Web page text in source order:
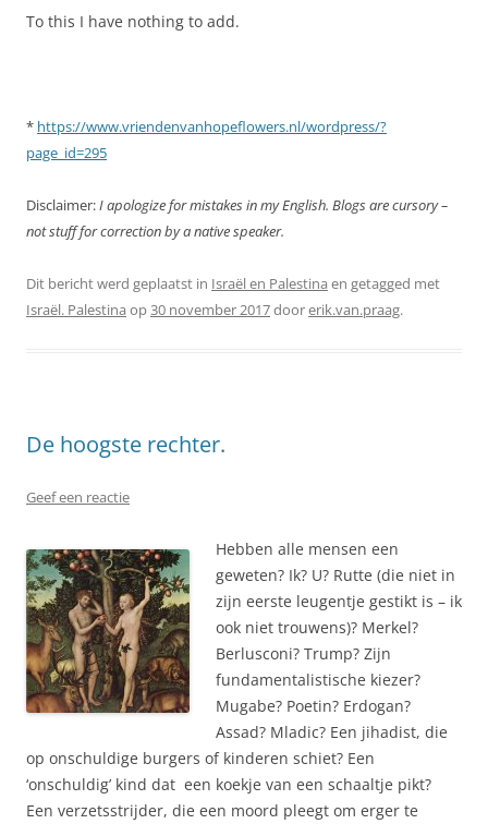
To this I have nothing to add.
* https://www.vriendenvanhopeflowers.nl/wordpress/?
page_id=295
Disclaimer:I apologize for mistakes in my English. Blogs are cursory –
not stuff for correction by a native speaker.
Dit bericht werd geplaatst in Israël en Palestina en getagged met
Israël. Palestina op30 november 2017doorerik.van.praag.
De hoogste rechter.
Geef een reactie
Hebben alle mensen een
geweten? Ik? U? Rutte (die niet in
zijn eerste leugentje gestikt is – ik
ook niet trouwens)? Merkel?
Berlusconi? Trump? Zijn
fundamentalistische kiezer?
Mugabe? Poetin? Erdogan?
Assad? Mladic? Een jihadist, die
op onschuldige burgers of kinderen schiet? Een
‘onschuldig’ kind dat een koekje van een schaaltje pikt?
Een verzetsstrijder, die een moord pleegt om erger te